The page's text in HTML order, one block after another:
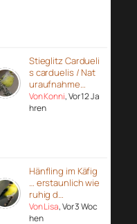
Stieglitz Cardueli
s carduelis / Nat
uraufnahme…
Von Konni, Vor 12 Ja
hren
Hänfling im Käfig
… erstaunlich wie
ruhig d…
Von Lisa, Vor 3 Woc
hen